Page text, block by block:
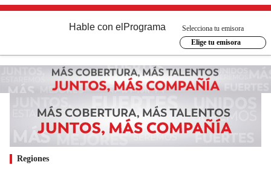
Hable con el Programa
Selecciona tu emisora
Elige tu emisora
Regiones